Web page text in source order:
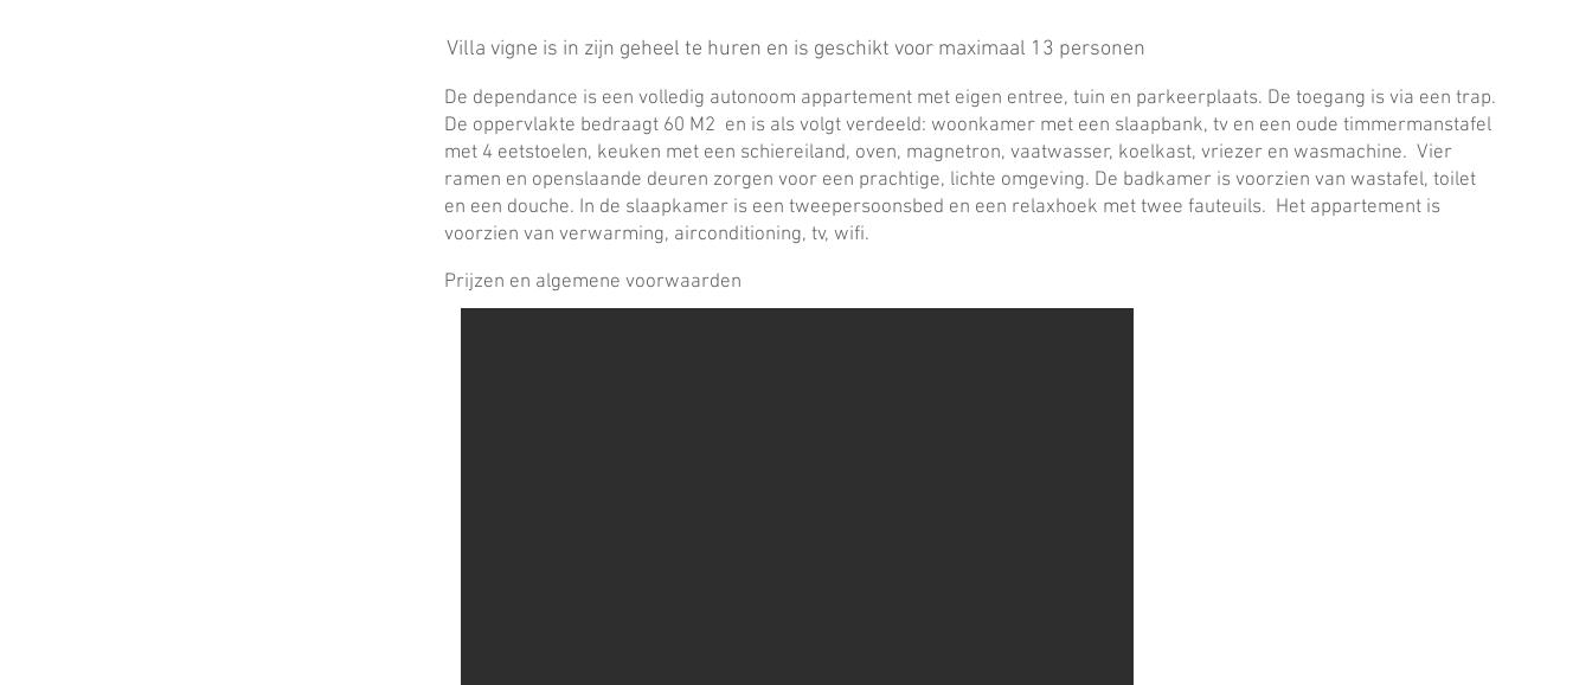
Villa vigne is in zijn geheel te huren en is geschikt voor maximaal 13 personen
De dependance is een volledig autonoom appartement met eigen entree, tuin en parkeerplaats. De toegang is via een trap.
De oppervlakte bedraagt ​​60 M2 en is als volgt verdeeld: woonkamer met een slaapbank, tv en een oude timmermanstafel
met 4 eetstoelen, keuken met een schiereiland, oven, magnetron, vaatwasser, koelkast, vriezer en wasmachine. Vier
ramen en openslaande deuren zorgen voor een prachtige, lichte omgeving. De badkamer is voorzien van wastafel, toilet
en een douche. In de slaapkamer is een tweepersoonsbed en een relaxhoek met twee fauteuils. Het appartement is
voorzien van verwarming, airconditioning, tv, wifi.
Prijzen en algemene voorwaarden